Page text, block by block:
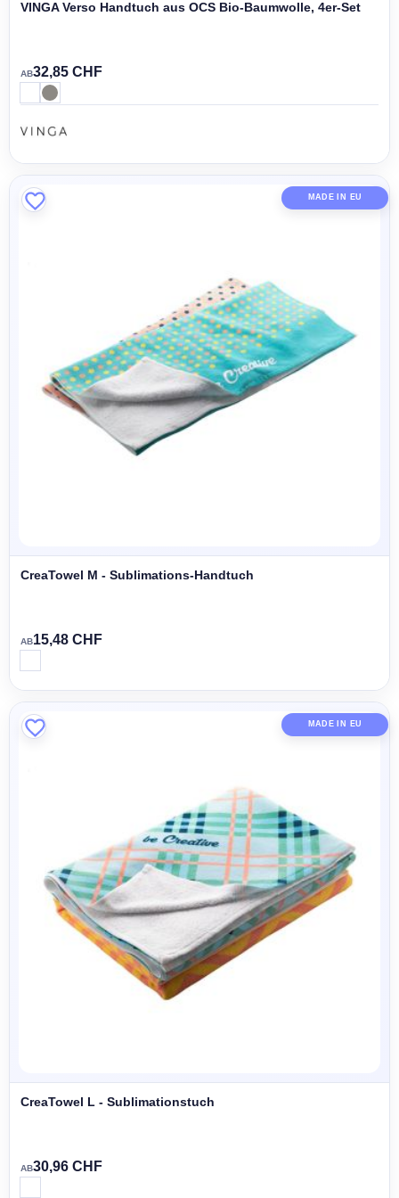
VINGA Verso Handtuch aus OCS Bio-Baumwolle, 4er-Set
AB32,85 CHF
MADE IN EU
CreaTowel M - Sublimations-Handtuch
AB15,48 CHF
MADE IN EU
CreaTowel L - Sublimationstuch
AB30,96 CHF